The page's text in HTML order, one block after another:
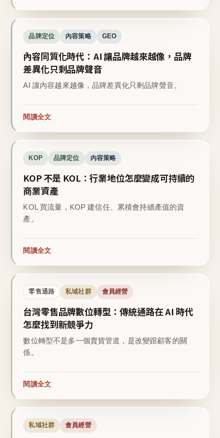
品牌定位 內容策略 GEO
內容同質化時代：AI 讓品牌越來越像，品牌
差異化只剩品牌聲音
AI 讓內容越來越像，品牌差異化只剩品牌聲音。
閱讀全文
KOP 品牌定位 內容策略
KOP 不是 KOL：行業地位怎麼變成可持續的
商業資產
KOL 買流量，KOP 建信任、累積會持續產值的資
產。
閱讀全文
零售通路 私域社群 會員經營
台灣零售品牌數位轉型：傳統通路在 AI 時代
怎麼找到新競爭力
數位轉型不是多一個賣貨管道，是改變跟顧客的關
係。
閱讀全文
私域社群 會員經營